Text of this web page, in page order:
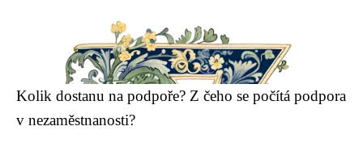
Kolik dostanu na podpoře? Z čeho se počítá podpora
v nezaměstnanosti?